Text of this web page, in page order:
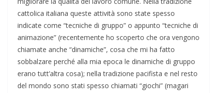
cattolica italiana queste attività sono state spesso
indicate come “tecniche di gruppo” o appunto “tecniche di
animazione” (recentemente ho scoperto che ora vengono
chiamate anche “dinamiche”, cosa che mi ha fatto
sobbalzare perché alla mia epoca le dinamiche di gruppo
erano tutt’altra cosa); nella tradizione pacifista e nel resto
del mondo sono stati spesso chiamati “giochi” (magari